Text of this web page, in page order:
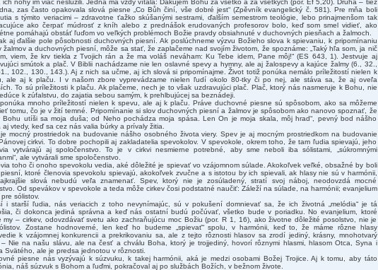
ich nohy im viac neslúžili. Jedna ma vždy vítala: Ďakujem Bohu za všetko a za všetkých (por. Ef 5,20). Druhá – tiež
zas často opakovala slová piesne „Co Bůh činí, vše dobré jest“ (Zpěvník evangelický č. 581). Pre mňa boli
s týmito veriacimi – zdravotne ťažko skúšanými sestrami, ďalším semestrom teológie, lebo prinajmenšom tak
ako čerpať múdrosť z kníh alebo z prednášok erudovaných profesorov bolo, keď som smel vidieť, ako
pomáhajú obstáť ľuďom vo veľkých problémoch Božie pravdy obsiahnuté v duchovných piesňach a žalmoch.
aj ďalšie pole pôsobnosti duchovných piesní. Ak poslúchneme výzvu Božieho slova k spievaniu, k pripomínaniu
žalmov a duchovných piesní, môže sa stať, že zaplačeme nad svojím životom, že spoznáme: „Taký hľa som, ja nič
viem, že krv tiekla z Tvojich rán a že ma voláš neváham: Ku Tebe idem, Pane môj!“ (ES 643, 1). Jestvuje aj
smútok a plač. V Biblii nachádzame nie len oslavné spevy a hymny, ale aj žalospevy a kajúce žalmy (6., 32.,
102., 130., 143.). Aj z nich sa učme, aj ich slová si pripomínajme. Život totiž ponúka nemálo príležitostí nielen k
ale aj k plaču. I v našom zbore vyprevádzame nielen ľudí okolo 80-tky či po nej, ale stáva sa, že aj oveľa
To sú príležitosti k plaču. Ak plačeme, nech je to však uzdravujúci plač. Plač, ktorý nás nasmeruje k Bohu, nie
k zúfalstvu, do zajatia sebou samým, k prehlbujúcej sa beznádeji.
mnoho príležitostí nielen k spevu, ale aj k plaču. Práve duchovné piesne sú spôsobom, ako sa môžeme
tomu, čo je v žití temné. Pripomínanie si slov duchovných piesní a žalmov je spôsobom ako nanovo spoznať, že
Bohu utíši sa moja duša; od Neho pochádza moja spása. Len On je moja skala, môj hrad“, pevný bod nášho
aj vtedy, keď sa cez nás valia búrky a prívaly žitia.
mocný prostriedok na budovanie nášho osobného života viery. Spev je aj mocným prostriedkom na budovanie
cirkvi. To dobre pochopili aj zakladatelia spevokolov. V spevokole, okrem toho, že tam ľudia spievajú, jeho
vytvárajú aj spoločenstvo. To je v cirkvi nesmierne potrebné, aby sme neboli iba sólistami, „súkromnými
ale vytvárali sme spoločenstvo.
toho či onoho spevokolu vedia, aké dôležité je spievať vo vzájomnom súlade. Akokoľvek veľké, obsažné by boli
ktoré členovia spevokolu spievajú, akokoľvek zvučne a s istotou by ich spievali, ak hlasy nie sú v harmónii,
slová nebudú veľa znamenať. Spev, ktorý nie je zosúladený, stratí svoj náboj, neodovzdá mocné
Od spevákov v spevokole a teda môže cirkev čosi podstatné naučiť: Záleží na súlade, na harmónii; evanjelium
sólistov.
i starší ľudia, nás veriacich z toho nevynímajúc, sú v pokušení domnievať sa, že ich životná „melódia“ je tá
či dokonca jediná správna a keď nás ostatní budú počúvať, všetko bude v poriadku. No evanjelium, ktoré
my – cirkev, odovzdávať svetu ako zachraňujúcu moc Božiu (por. R 1, 16), ako životne dôležité posolstvo, nie je
Zostane hodnoverné, len keď ho budeme „spievať“ spolu, v harmónii, keď to, že máme rôzne hlasy
k vzájomnej konkurencii a prekrikovaniu sa, ale z tejto rôznosti hlasov sa zrodí jediný, krásny, mnohotvarý
– Nie na našu slávu, ale na česť a chválu Boha, ktorý je trojjediný, hovorí rôznymi hlasmi, hlasom Otca, Syna i
Svätého, ale je predsa jednotou v rôznosti.
piesne nás vyzývajú k súzvuku, k takej harmónii, aká je medzi osobami Božej Trojice. Aj k tomu, aby táto
náš súzvuk s Bohom a ľuďmi, pokračoval aj po službách Božích, v bežnom živote.